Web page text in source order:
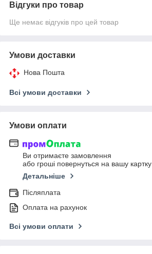
Відгуки про товар
Ще немає відгуків про цей товар
Умови доставки
Нова Пошта
Всі умови доставки
Умови оплати
Ви отримаєте замовлення
або гроші повернуться на вашу картку
Детальніше
Післяплата
Оплата на рахунок
Всі умови оплати